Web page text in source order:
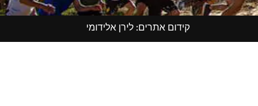
קידום אתרים: לירן אלידומי